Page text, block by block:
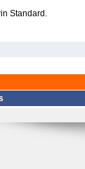
Standard.